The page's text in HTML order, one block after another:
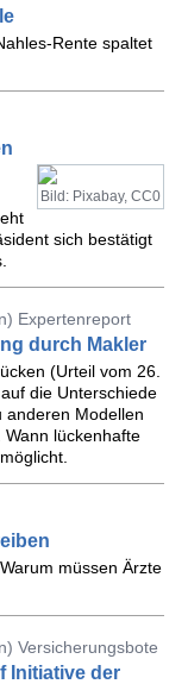
Rente spaltet
Bild: Pixabay, CC0
sich bestätigt
Expertenreport
durch Makler
(Urteil vom 26.
die Unterschiede
anderen Modellen
lückenhafte
müssen Ärzte
Versicherungsbote
Initiative der